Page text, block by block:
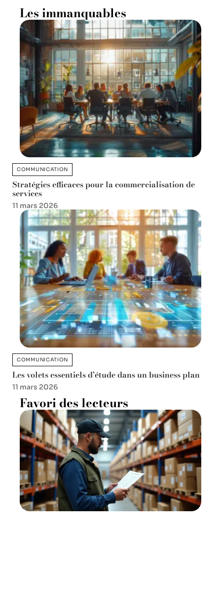
Les immanquables
COMMUNICATION
Stratégies efficaces pour la commercialisation de
services
11 mars 2026
COMMUNICATION
Les volets essentiels d’étude dans un business plan
11 mars 2026
Favori des lecteurs